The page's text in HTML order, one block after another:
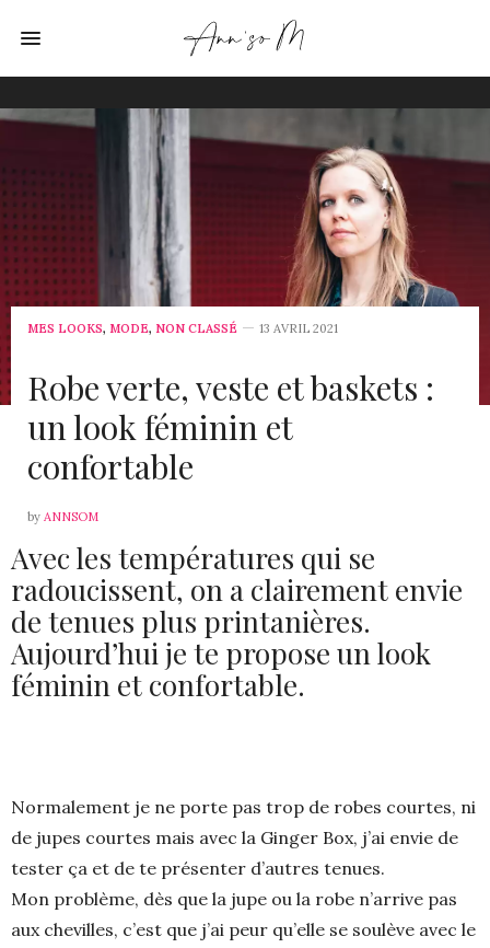
MES LOOKS, MODE, NON CLASSÉ 13 AVRIL 2021
Robe verte, veste et baskets :
un look féminin et
confortable
by ANNSOM
Avec les températures qui se
radoucissent, on a clairement envie
de tenues plus printanières.
Aujourd’hui je te propose un look
féminin et confortable.
Normalement je ne porte pas trop de robes courtes, ni
de jupes courtes mais avec la Ginger Box, j’ai envie de
tester ça et de te présenter d’autres tenues.
Mon problème, dès que la jupe ou la robe n’arrive pas
aux chevilles, c’est que j’ai peur qu’elle se soulève avec le